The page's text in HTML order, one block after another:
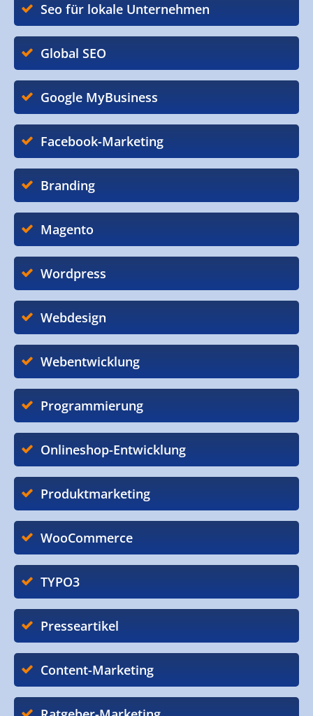
Seo für lokale Unternehmen
Global SEO
Google MyBusiness
Facebook-Marketing
Branding
Magento
Wordpress
Webdesign
Webentwicklung
Programmierung
Onlineshop-Entwicklung
Produktmarketing
WooCommerce
TYPO3
Presseartikel
Content-Marketing